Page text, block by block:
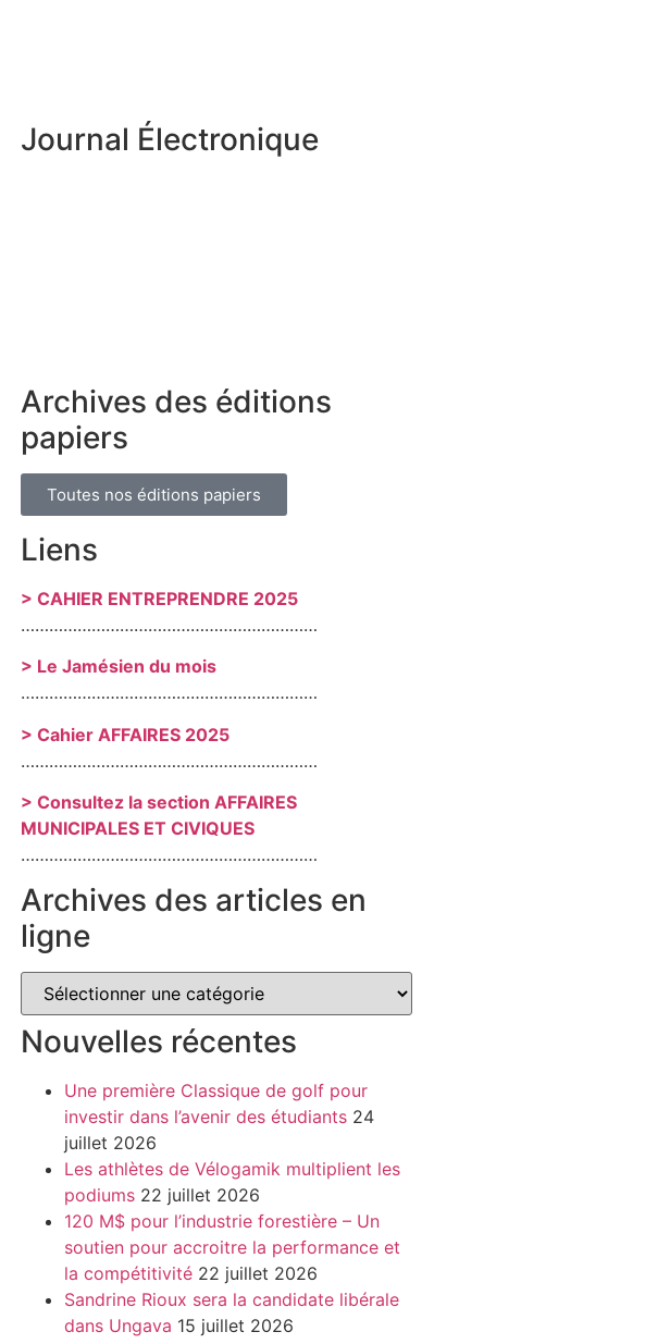
Journal Électronique
Archives des éditions
papiers
Toutes nos éditions papiers
Liens
> CAHIER ENTREPRENDRE 2025
………………………………………………………
> Le Jamésien du mois
………………………………………………………
> Cahier AFFAIRES 2025
………………………………………………………
> Consultez la section AFFAIRES
MUNICIPALES ET CIVIQUES
………………………………………………………
Archives des articles en
ligne
Nouvelles récentes
Une première Classique de golf pour
investir dans l’avenir des étudiants 24
juillet 2026
Les athlètes de Vélogamik multiplient les
podiums 22 juillet 2026
120 M$ pour l’industrie forestière – Un
soutien pour accroitre la performance et
la compétitivité 22 juillet 2026
Sandrine Rioux sera la candidate libérale
dans Ungava 15 juillet 2026